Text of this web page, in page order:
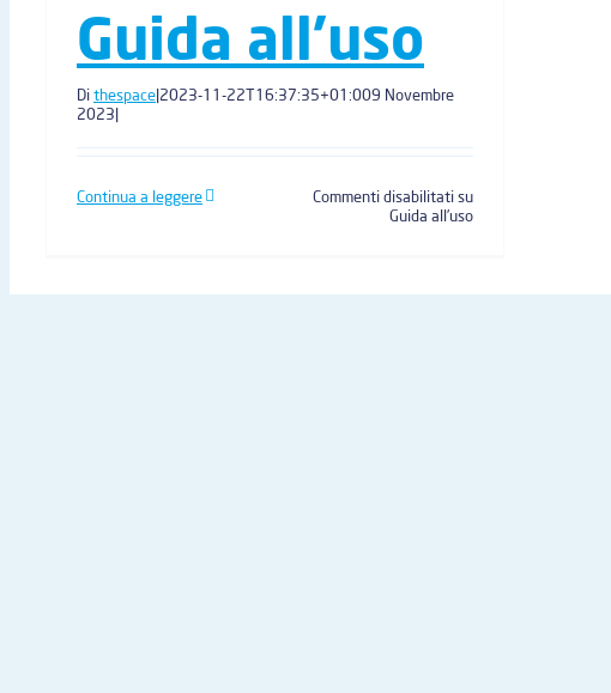
Guida all’uso
Dithespace|2023-11-22T16:37:35+01:009 Novembre
2023|
Continua a leggere Commenti disabilitatisu
Guida all’uso